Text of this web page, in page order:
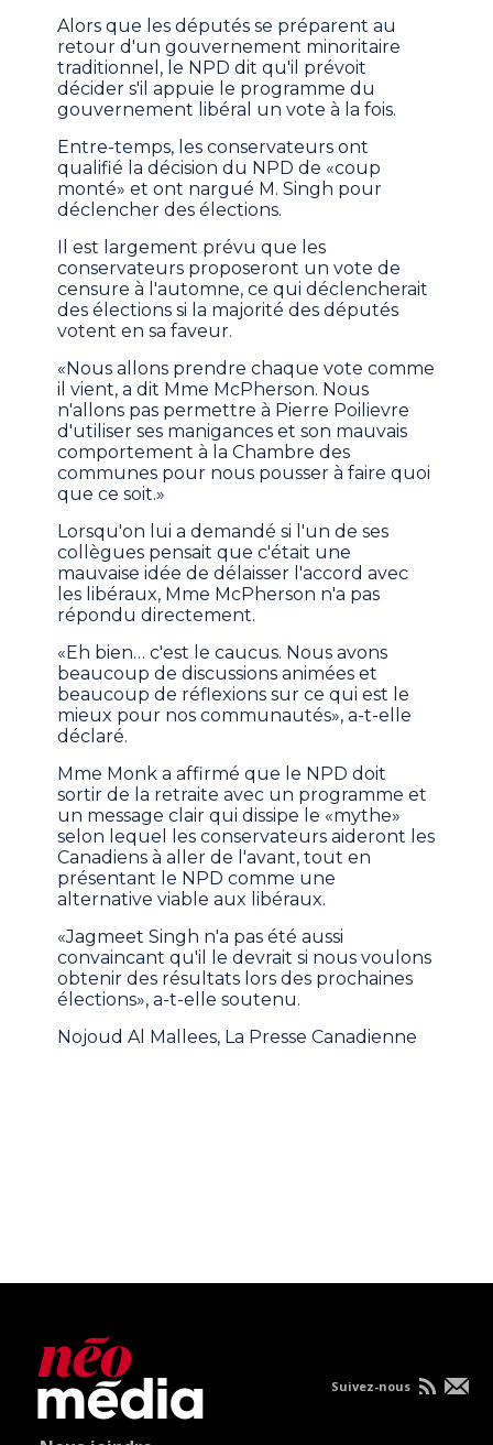
Alors que les députés se préparent au
retour d'un gouvernement minoritaire
traditionnel, le NPD dit qu'il prévoit
décider s'il appuie le programme du
gouvernement libéral un vote à la fois.
Entre-temps, les conservateurs ont
qualifié la décision du NPD de «coup
monté» et ont nargué M. Singh pour
déclencher des élections.
Il est largement prévu que les
conservateurs proposeront un vote de
censure à l'automne, ce qui déclencherait
des élections si la majorité des députés
votent en sa faveur.
«Nous allons prendre chaque vote comme
il vient, a dit Mme McPherson. Nous
n'allons pas permettre à Pierre Poilievre
d'utiliser ses manigances et son mauvais
comportement à la Chambre des
communes pour nous pousser à faire quoi
que ce soit.»
Lorsqu'on lui a demandé si l'un de ses
collègues pensait que c'était une
mauvaise idée de délaisser l'accord avec
les libéraux, Mme McPherson n'a pas
répondu directement.
«Eh bien… c'est le caucus. Nous avons
beaucoup de discussions animées et
beaucoup de réflexions sur ce qui est le
mieux pour nos communautés», a-t-elle
déclaré.
Mme Monk a affirmé que le NPD doit
sortir de la retraite avec un programme et
un message clair qui dissipe le «mythe»
selon lequel les conservateurs aideront les
Canadiens à aller de l'avant, tout en
présentant le NPD comme une
alternative viable aux libéraux.
«Jagmeet Singh n'a pas été aussi
convaincant qu'il le devrait si nous voulons
obtenir des résultats lors des prochaines
élections», a-t-elle soutenu.
Nojoud Al Mallees, La Presse Canadienne
Suivez-nous